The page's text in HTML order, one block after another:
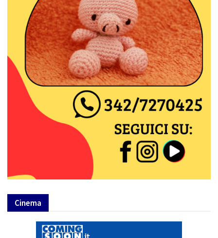
Cinema